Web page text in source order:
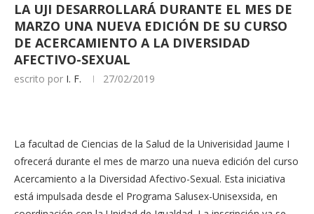
LA UJI DESARROLLARÁ DURANTE EL MES DE
MARZO UNA NUEVA EDICIÓN DE SU CURSO
DE ACERCAMIENTO A LA DIVERSIDAD
AFECTIVO-SEXUAL
escrito por I. F. 27/02/2019
La facultad de Ciencias de la Salud de la Univerisidad Jaume I
ofrecerá durante el mes de marzo una nueva edición del curso
Acercamiento a la Diversidad Afectivo-Sexual. Esta iniciativa
está impulsada desde el Programa Salusex-Unisexsida, en